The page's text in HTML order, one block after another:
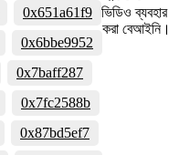
0x651a61f9
0x6bbe9952
0x7baff287
0x7fc2588b
0x87bd5ef7
ভিডিও ব্যবহার
করা বেআইনি।